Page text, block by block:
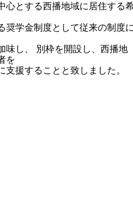
心とする西播地域に居住する
奨学金制度として従来の制度
味し、 別枠を開設し、西播地
を
支援することと致しました。